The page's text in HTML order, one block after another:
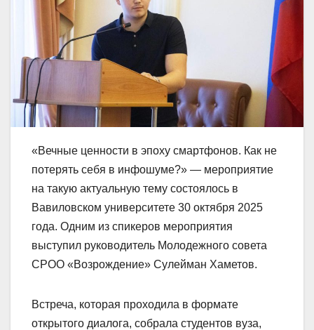
«Вечные ценности в эпоху смартфонов. Как не
потерять себя в инфошуме?» — мероприятие
на такую актуальную тему состоялось в
Вавиловском университете 30 октября 2025
года. Одним из спикеров мероприятия
выступил руководитель Молодежного совета
СРОО «Возрождение» Сулейман Хаметов.
Встреча, которая проходила в формате
открытого диалога, собрала студентов вуза,